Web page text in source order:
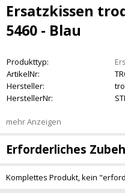
Ersatzkissen
5460 - Blau
Produkttyp:
ArtikelNr:
Hersteller:
HerstellerNr:
mehr Anzeigen
Erforderliches
Komplettes Produkt, kein